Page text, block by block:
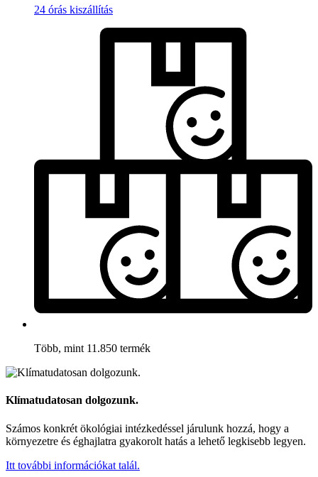
24 órás kiszállítás
Több, mint 11.850 termék
Klímatudatosan dolgozunk.
Számos konkrét ökológiai intézkedéssel járulunk hozzá, hogy a
környezetre és éghajlatra gyakorolt hatás a lehető legkisebb legyen.
Itt további információkat talál.